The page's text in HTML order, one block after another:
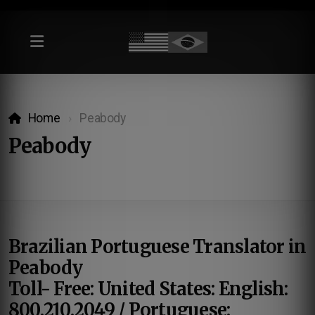
Home Peabody
Peabody
Brazilian Portuguese Translator in
Peabody
Toll- Free: United States: English:
800.210.2049 / Portuguese: